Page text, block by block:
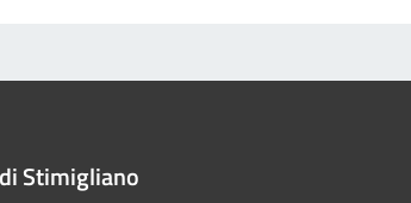
Stimigliano